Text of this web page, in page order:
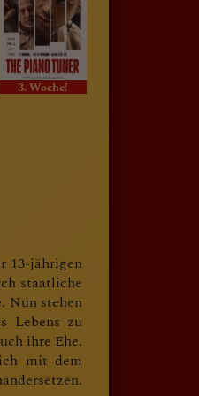
3. Woche!
13-jährigen
staatliche
Nun stehen
Lebens zu
ihre Ehe.
mit dem